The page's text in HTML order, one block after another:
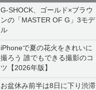
G-SHOCK、ゴールド×ブラウ
ンの「MASTER OF G」3モデ
ル
iPhoneで夏の花火をきれいに
撮ろう 誰でもできる撮影のコ
ツ【2026年版】
お盆休み前半は8日に下り渋滞